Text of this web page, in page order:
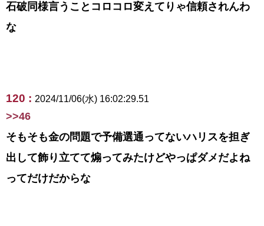
石破同様言うことコロコロ変えてりゃ信頼されんわ
な
120 : 2024/11/06(水) 16:02:29.51
>>46
そもそも金の問題で予備選通ってないハリスを担ぎ
出して飾り立てて煽ってみたけどやっぱダメだよね
ってだけだからな